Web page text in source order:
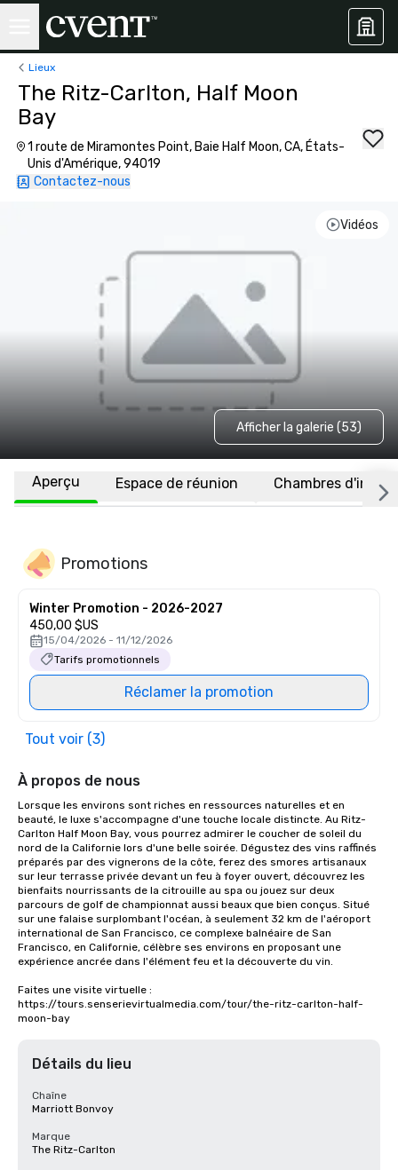
Lieux
The Ritz-Carlton, Half Moon
Bay
1 route de Miramontes Point, Baie Half Moon, CA, États-
Unis d'Amérique, 94019
Contactez-nous
Vidéos
Afficher la galerie (53)
Aperçu Espace de réunion Chambres
Promotions
Winter Promotion - 2026-2027
450,00 $US
15/04/2026 - 11/12/2026
Tarifs promotionnels
Réclamer la promotion
Tout voir (3)
À propos de nous
Lorsque les environs sont riches en ressources naturelles et en
beauté, le luxe s'accompagne d'une touche locale distincte. Au Ritz-
Carlton Half Moon Bay, vous pourrez admirer le coucher de soleil du
nord de la Californie lors d'une belle soirée. Dégustez des vins raffinés
préparés par des vignerons de la côte, ferez des smores artisanaux
sur leur terrasse privée devant un feu à foyer ouvert, découvrez les
bienfaits nourrissants de la citrouille au spa ou jouez sur deux
parcours de golf de championnat aussi beaux que bien conçus. Situé
sur une falaise surplombant l'océan, à seulement 32 km de l'aéroport
international de San Francisco, ce complexe balnéaire de San
Francisco, en Californie, célèbre ses environs en proposant une
expérience ancrée dans l'élément feu et la découverte du vin.
Faites une visite virtuelle :
https://tours.senserievirtualmedia.com/tour/the-ritz-carlton-half-
moon-bay
Détails du lieu
Chaîne
Marriott Bonvoy
Marque
The Ritz-Carlton